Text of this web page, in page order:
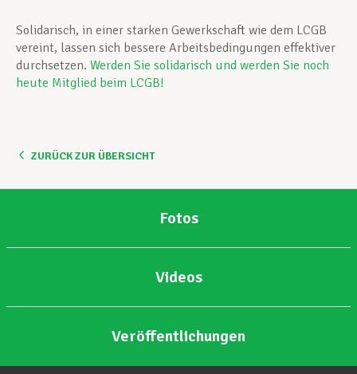
Solidarisch, in einer starken Gewerkschaft wie dem LCGB
vereint, lassen sich bessere Arbeitsbedingungen effektiver
durchsetzen. Werden Sie solidarisch und werden Sie noch
heute Mitglied beim LCGB!
ZURÜCK ZUR ÜBERSICHT
Fotos
Videos
Veröffentlichungen